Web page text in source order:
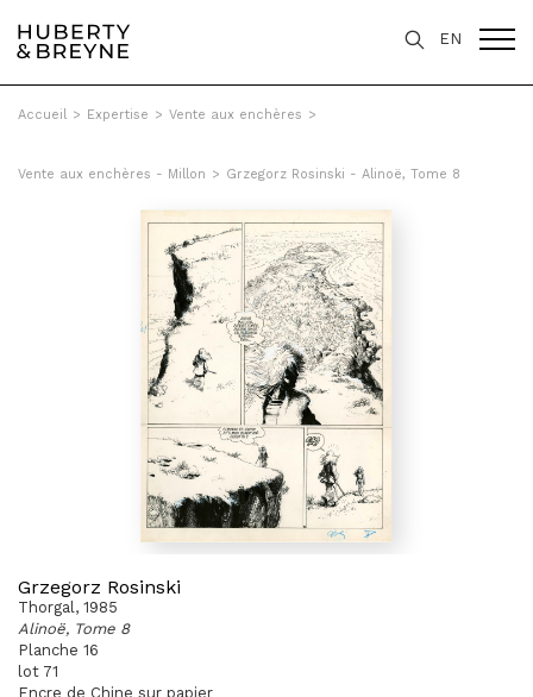
EN
Accueil > Expertise > Vente aux enchères >
Vente aux enchères - Millon > Grzegorz Rosinski - Alinoë, Tome 8
Grzegorz Rosinski
Thorgal, 1985
Alinoë, Tome 8
Planche 16
lot 71
Encre de Chine sur papier